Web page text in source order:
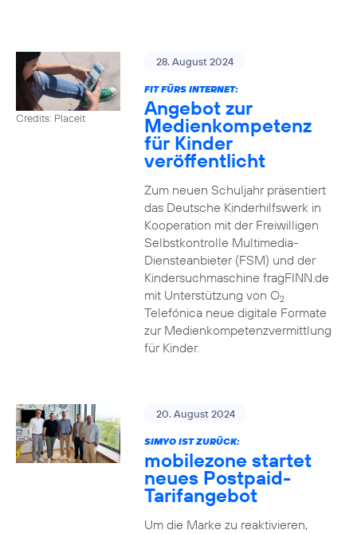
Credits: Placeit
28. August 2024
FIT FÜRS INTERNET:
Angebot zur
Medienkompetenz
für Kinder
veröffentlicht
Zum neuen Schuljahr präsentiert
das Deutsche Kinderhilfswerk in
Kooperation mit der Freiwilligen
Selbstkontrolle Multimedia-
Diensteanbieter (FSM) und der
Kindersuchmaschine fragFINN.de
mit Unterstützung von O2
Telefónica neue digitale Formate
zur Medienkompetenzvermittlung
für Kinder.
20. August 2024
SIMYO IST ZURÜCK:
mobilezone startet
neues Postpaid-
Tarifangebot
Um die Marke zu reaktivieren,